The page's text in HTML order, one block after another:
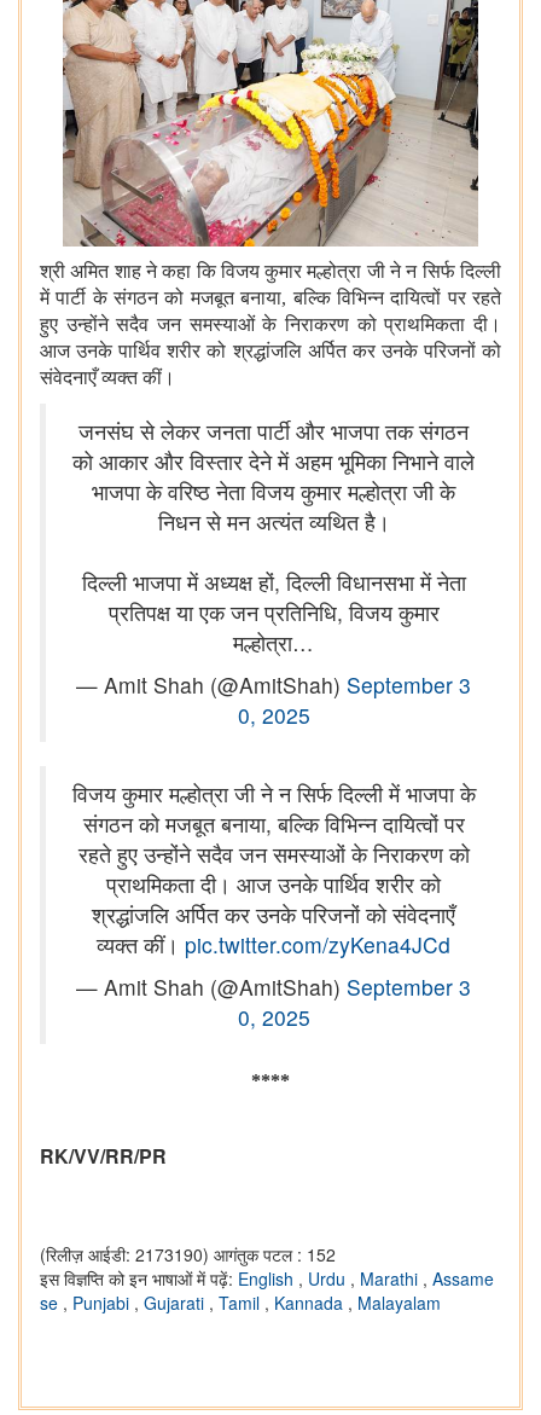
श्री अमित शाह ने कहा कि विजय कुमार मल्होत्रा जी ने न सिर्फ दिल्ली
में पार्टी के संगठन को मजबूत बनाया, बल्कि विभिन्न दायित्वों पर रहते
हुए उन्होंने सदैव जन समस्याओं के निराकरण को प्राथमिकता दी।
आज उनके पार्थिव शरीर को श्रद्धांजलि अर्पित कर उनके परिजनों को
संवेदनाएँ व्यक्त कीं।
जनसंघ से लेकर जनता पार्टी और भाजपा तक संगठन
को आकार और विस्तार देने में अहम भूमिका निभाने वाले
भाजपा के वरिष्ठ नेता विजय कुमार मल्होत्रा जी के
निधन से मन अत्यंत व्यथित है।
दिल्ली भाजपा में अध्यक्ष हों, दिल्ली विधानसभा में नेता
प्रतिपक्ष या एक जन प्रतिनिधि, विजय कुमार
मल्होत्रा…
— Amit Shah (@AmitShah) September 3
0, 2025
विजय कुमार मल्होत्रा जी ने न सिर्फ दिल्ली में भाजपा के
संगठन को मजबूत बनाया, बल्कि विभिन्न दायित्वों पर
रहते हुए उन्होंने सदैव जन समस्याओं के निराकरण को
प्राथमिकता दी। आज उनके पार्थिव शरीर को
श्रद्धांजलि अर्पित कर उनके परिजनों को संवेदनाएँ
व्यक्त कीं। pic.twitter.com/zyKena4JCd
— Amit Shah (@AmitShah) September 3
0, 2025
****
RK/VV/RR/PR
(रिलीज़ आईडी: 2173190) आगंतुक पटल : 152
इस विज्ञप्ति को इन भाषाओं में पढ़ें: English , Urdu , Marathi , Assame
se , Punjabi , Gujarati , Tamil , Kannada , Malayalam